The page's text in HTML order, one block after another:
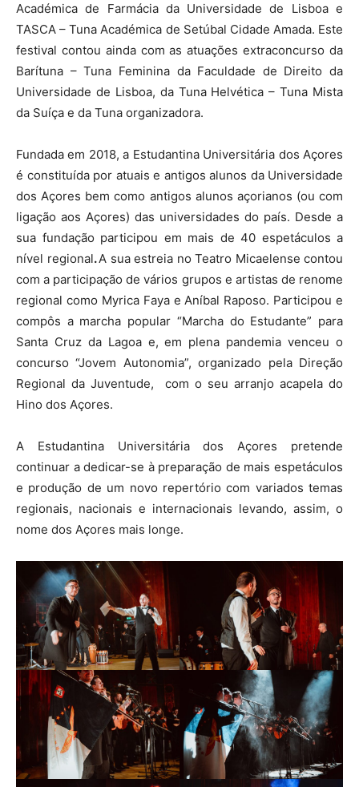
Académica de Farmácia da Universidade de Lisboa e
TASCA – Tuna Académica de Setúbal Cidade Amada. Este
festival contou ainda com as atuações extraconcurso da
Barítuna – Tuna Feminina da Faculdade de Direito da
Universidade de Lisboa, da Tuna Helvética – Tuna Mista
da Suíça e da Tuna organizadora.
Fundada em 2018, a Estudantina Universitária dos Açores
é constituída por atuais e antigos alunos da Universidade
dos Açores bem como antigos alunos açorianos (ou com
ligação aos Açores) das universidades do país. Desde a
sua fundação participou em mais de 40 espetáculos a
nível regional.A sua estreia no Teatro Micaelense contou
com a participação de vários grupos e artistas de renome
regional como Myrica Faya e Aníbal Raposo. Participou e
compôs a marcha popular “Marcha do Estudante” para
Santa Cruz da Lagoa e, em plena pandemia venceu o
concurso “Jovem Autonomia”, organizado pela Direção
Regional da Juventude, com o seu arranjo acapela do
Hino dos Açores.
A Estudantina Universitária dos Açores pretende
continuar a dedicar-se à preparação de mais espetáculos
e produção de um novo repertório com variados temas
regionais, nacionais e internacionais levando, assim, o
nome dos Açores mais longe.